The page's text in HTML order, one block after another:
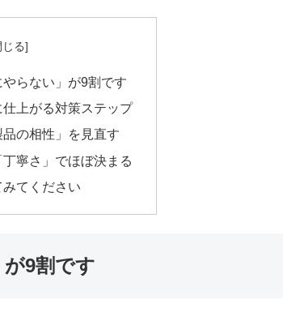
らない」が9割です
上がる対策ステップ
の相性」を見直す
寧さ」でほぼ決まる
てください
9割です